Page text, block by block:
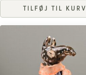
TILFØJ TIL KURV